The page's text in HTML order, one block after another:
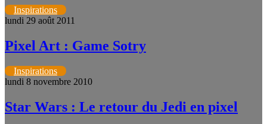
Inspirations
lundi 29 août 2011
Pixel Art : Game Sotry
Inspirations
lundi 8 novembre 2010
Star Wars : Le retour du Jedi en pixel